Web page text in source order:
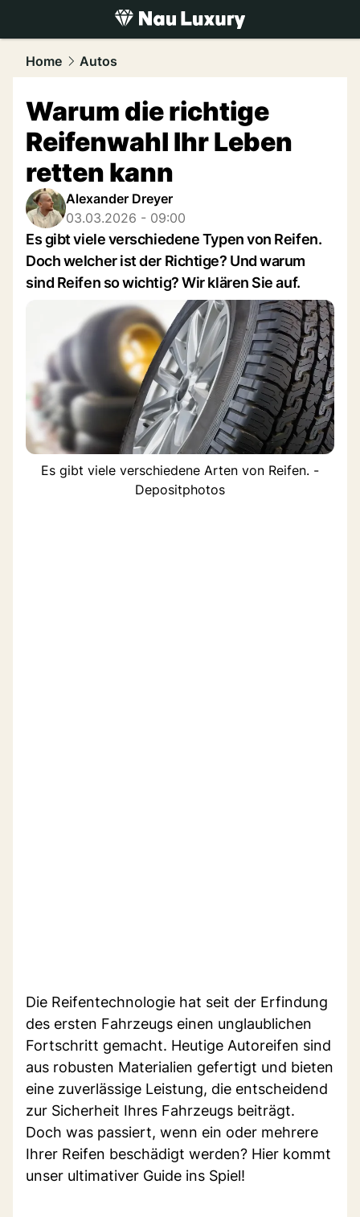
luxury.NAU.ch
Home Autos
Warum die richtige
Reifenwahl Ihr Leben
retten kann
Alexander Dreyer
03.03.2026 - 09:00
Es gibt viele verschiedene Typen von Reifen.
Doch welcher ist der Richtige? Und warum
sind Reifen so wichtig? Wir klären Sie auf.
Es gibt viele verschiedene Arten von Reifen. -
Depositphotos
Die Reifentechnologie hat seit der Erfindung
des ersten Fahrzeugs einen unglaublichen
Fortschritt gemacht. Heutige Autoreifen sind
aus robusten Materialien gefertigt und bieten
eine zuverlässige Leistung, die entscheidend
zur Sicherheit Ihres Fahrzeugs beiträgt.
Doch was passiert, wenn ein oder mehrere
Ihrer Reifen beschädigt werden? Hier kommt
unser ultimativer Guide ins Spiel!